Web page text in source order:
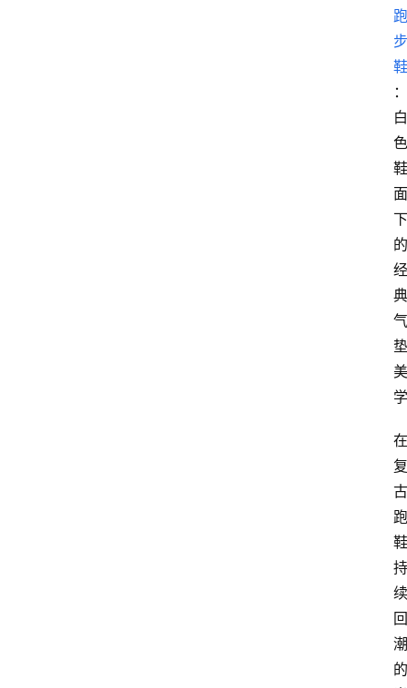
跑
步
鞋
：
白
色
鞋
面
下
的
经
典
气
垫
美
学
在
复
古
跑
鞋
持
续
回
潮
的